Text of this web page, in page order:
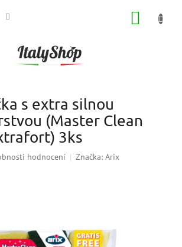
s extra silnou
(Master Clean
3ks
hodnocení Značka: Arix